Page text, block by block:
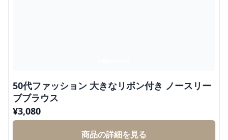
50代ファッション 大きなリボン付き ノースリー
ブブラウス
¥3,080
商品の詳細を見る